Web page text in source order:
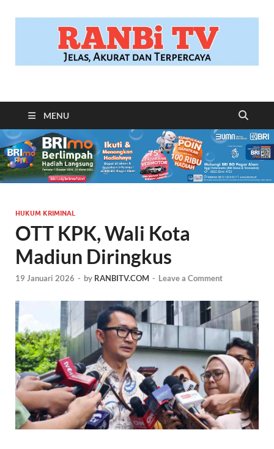
RANBITV.COM
MENU
HUKUM KRIMINAL
OTT KPK, Wali Kota
Madiun Diringkus
19 Januari 2026 - by RANBITV.COM - Leave a Comment